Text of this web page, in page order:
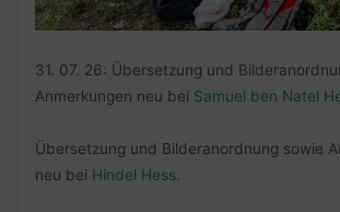
31. 07. 26: Übersetzung und
Anmerkungen neu bei Samuel ben Natel
Übersetzung und Bilderanordnung sowie
neu bei Hindel Hess